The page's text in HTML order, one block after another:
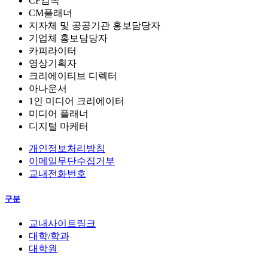
CM플래너
지자체 및 공공기관 홍보담당자
기업체 홍보담당자
카피라이터
영상기획자
크리에이티브 디렉터
아나운서
1인 미디어 크리에이터
미디어 플래너
디지털 마케터
개인정보처리방침
이메일무단수집거부
교내전화번호
구분
교내사이트링크
대학/학과
대학원